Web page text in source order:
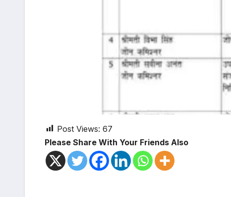
Post Views: 67
Please Share With Your Friends Also